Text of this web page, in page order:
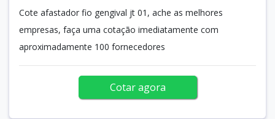
Cote afastador fio gengival jt 01, ache as melhores
empresas, faça uma cotação imediatamente com
aproximadamente 100 fornecedores
Cotar agora